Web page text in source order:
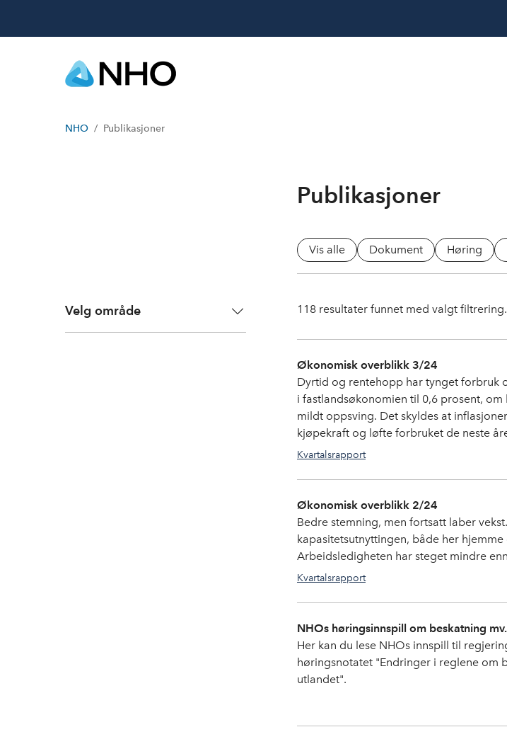
NHO Publikasjoner
Publikasjoner
Vis alle Dokument Høring
Velg område 118 resultater funnet med valgt filtrering.
Økonomisk overblikk 3/24
Dyrtid og rentehopp har tynget forbruk
i fastlandsøkonomien til 0,6 prosent,
mildt oppsving. Det skyldes at
kjøpekraft og løfte forbruket de neste
Kvartalsrapport
Økonomisk overblikk 2/24
Bedre stemning, men fortsatt laber
kapasitetsutnyttingen, både her
Arbeidsledigheten har steget mindre
Kvartalsrapport
NHOs høringsinnspill om beskatning
Her kan du lese NHOs innspill til
høringsnotatet "Endringer i reglene om
utlandet".